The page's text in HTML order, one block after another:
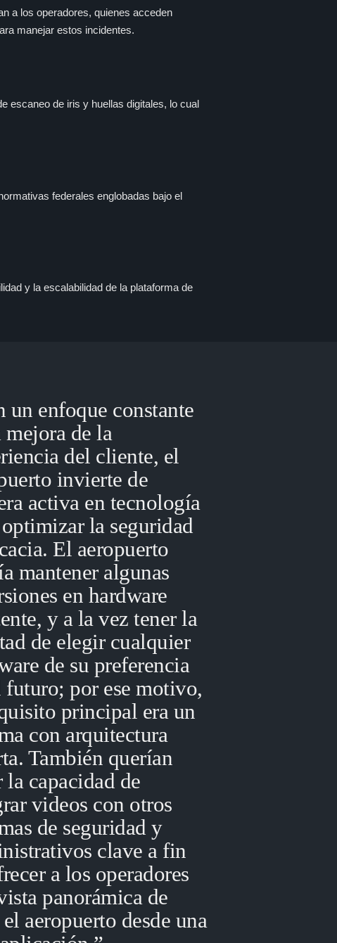
a los operadores, quienes acceden
manejar estos incidentes.
escaneo de iris y huellas digitales, lo cual
federales englobadas bajo el
y la escalabilidad de la plataforma de
un enfoque constante
mejora de la
del cliente, el
invierte de
activa en tecnología
la seguridad
El aeropuerto
mantener algunas
en hardware
y a la vez tener la
de elegir cualquier
de su preferencia
futuro; por ese motivo,
principal era un
con arquitectura
También querían
la capacidad de
videos con otros
de seguridad y
clave a fin
a los operadores
panorámica de
aeropuerto desde una